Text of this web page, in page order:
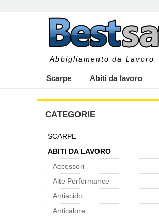
Abbigliamento da Lavoro
Scarpe Abiti da lavoro
CATEGORIE
SCARPE
ABITI DA LAVORO
Accessori
Alte Performance
Antiacido
Anticalore